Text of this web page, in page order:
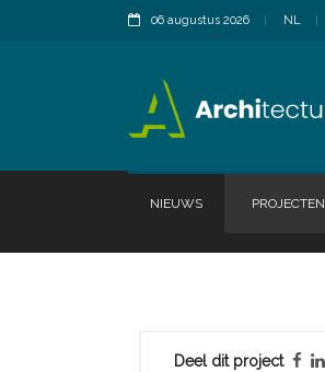
06 augustus 2026 NL
NIEUWS PROJECTEN
Deel dit project